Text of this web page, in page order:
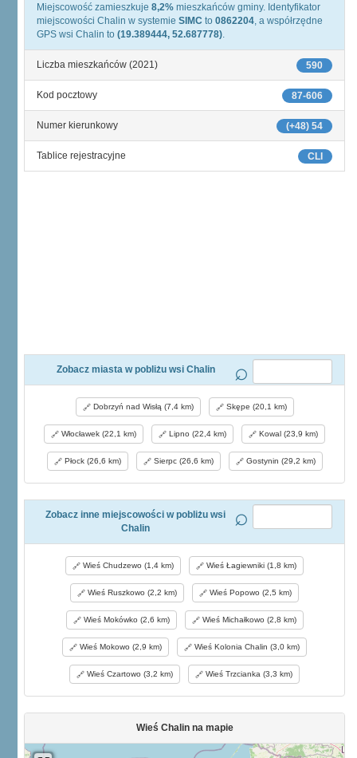
Miejscowość zamieszkuje 8,2% mieszkańców gminy. Identyfikator
miejscowości Chalin w systemie SIMC to 0862204, a współrzędne
GPS wsi Chalin to (19.389444, 52.687778).
590
Liczba mieszkańców (2021)
87-606
Kod pocztowy
(+48) 54
Numer kierunkowy
CLI
Tablice rejestracyjne
Zobacz miasta w pobliżu wsi Chalin
Dobrzyń nad Wisłą (7,4 km) Skępe (20,1 km)
Włocławek (22,1 km) Lipno (22,4 km) Kowal (23,9 km)
Płock (26,6 km) Sierpc (26,6 km) Gostynin (29,2 km)
Zobacz inne miejscowości w pobliżu wsi
Chalin
Wieś Chudzewo (1,4 km) Wieś Łagiewniki (1,8 km)
Wieś Ruszkowo (2,2 km) Wieś Popowo (2,5 km)
Wieś Mokówko (2,6 km) Wieś Michałkowo (2,8 km)
Wieś Mokowo (2,9 km) Wieś Kolonia Chalin (3,0 km)
Wieś Czartowo (3,2 km) Wieś Trzcianka (3,3 km)
Wieś Chalin na mapie